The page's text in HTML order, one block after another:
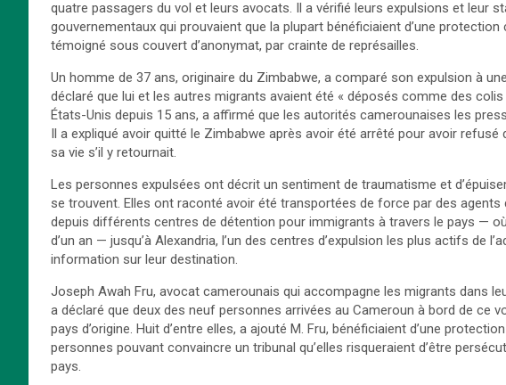
quatre passagers du vol et leurs avocats. Il a vérifié leurs expulsions et leur
gouvernementaux qui prouvaient que la plupart bénéficiaient d’une
témoigné sous couvert d’anonymat, par crainte de représailles.
Un homme de 37 ans, originaire du Zimbabwe, a comparé son expulsion à
déclaré que lui et les autres migrants avaient été « déposés comme des
États-Unis depuis 15 ans, a affirmé que les autorités camerounaises les
Il a expliqué avoir quitté le Zimbabwe après avoir été arrêté pour avoir refusé
sa vie s’il y retournait.
Les personnes expulsées ont décrit un sentiment de traumatisme et
se trouvent. Elles ont raconté avoir été transportées de force par des agents
depuis différents centres de détention pour immigrants à travers le pays —
d’un an — jusqu’à Alexandria, l’un des centres d’expulsion les plus actifs de
information sur leur destination.
Joseph Awah Fru, avocat camerounais qui accompagne les migrants dans
a déclaré que deux des neuf personnes arrivées au Cameroun à bord de ce
pays d’origine. Huit d’entre elles, a ajouté M. Fru, bénéficiaient d’une
personnes pouvant convaincre un tribunal qu’elles risqueraient d’être
pays.